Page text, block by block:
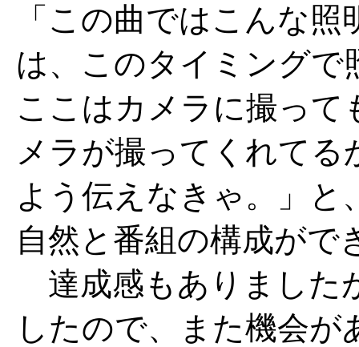
「この曲ではこんな
は、このタイミングで
ここはカメラに撮って
メラが撮ってくれて
よう伝えなきゃ。」と
自然と番組の構成がで
達成感もありました
したので、また機会